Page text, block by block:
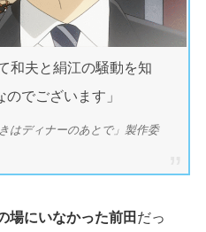
和夫と絹江の騒動を知
でございます」
はディナーのあとで」製作委
場にいなかった前田 だっ